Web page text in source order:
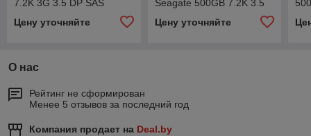
7.2K 3G 3.5 DP SAS
Цену уточняйте
Seagate 500GB 7.2K 3.5
Цену уточняйте
О нас
Рейтинг не сформирован
Менее 5 отзывов за последний год
Компания продает на Deal.by